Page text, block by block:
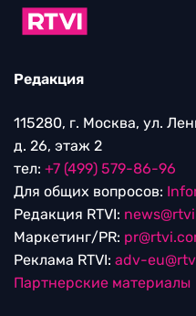
Редакция
115280, г. Москва, ул.
д. 26, этаж 2
тел: +7 (499) 579-86-96
Для общих вопросов:
Редакция RTVI:
Маркетинг/PR:
Реклама RTVI: adv-
Партнерские материалы